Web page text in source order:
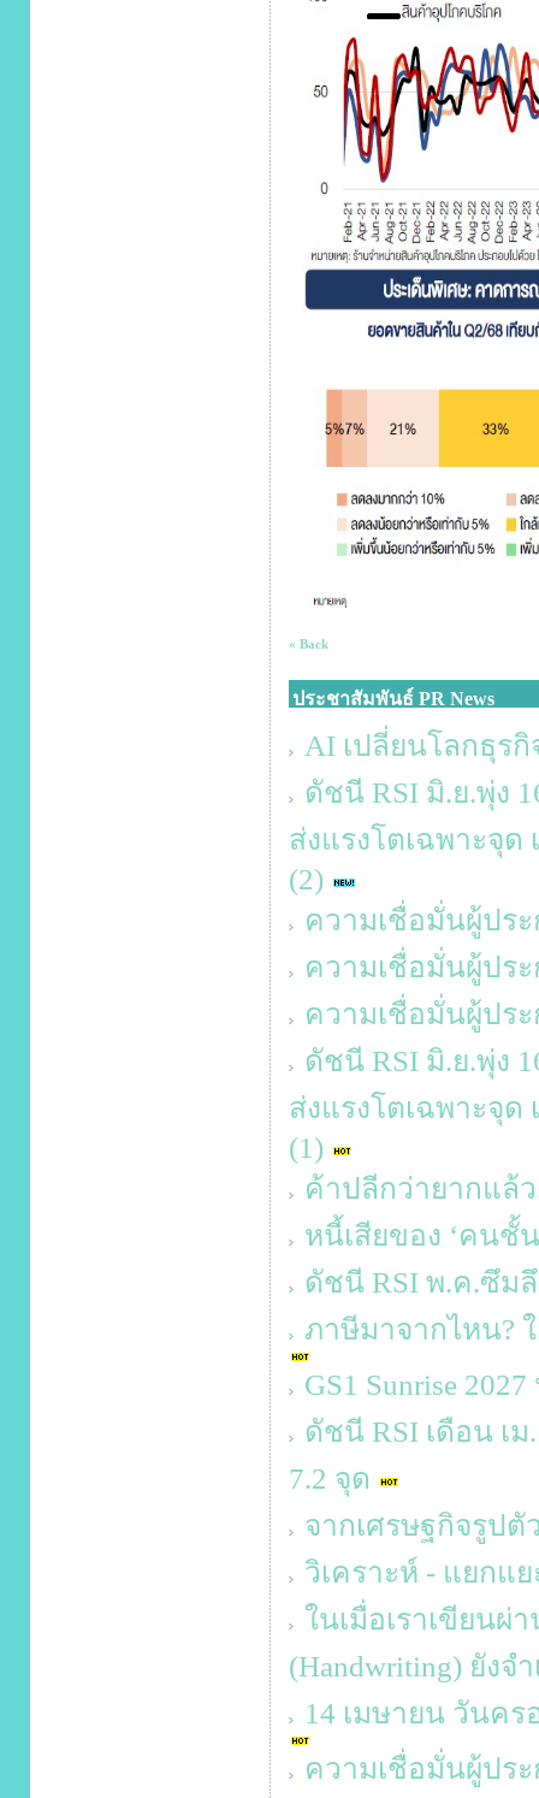
« Back
ประชาสัมพันธ์ PR News
AI เปลี่ยนโลกธุร
ดัชนี RSI มิ.ย.พุ่ง
ส่งแรงโตเฉพาะจุด
(2)
ความเชื่อมั่นผู้ปร
ความเชื่อมั่นผู้ปร
ความเชื่อมั่นผู้ปร
ดัชนี RSI มิ.ย.พุ่ง
ส่งแรงโตเฉพาะจุด
(1)
ค้าปลีกว่ายากแล้ว
หนี้เสียของ ‘คนชั้น
ดัชนี RSI พ.ค.ซึม
ภาษีมาจากไหน?
GS1 Sunrise
ดัชนี RSI เดือน เม
7.2 จุด
จากเศรษฐกิจรูปตั
วิเคราะห์ - แยกแย
ในเมื่อเราเขียน
(Handwriting) ยังจ
14 เมษายน วันคร
ความเชื่อมั่นผู้ปร